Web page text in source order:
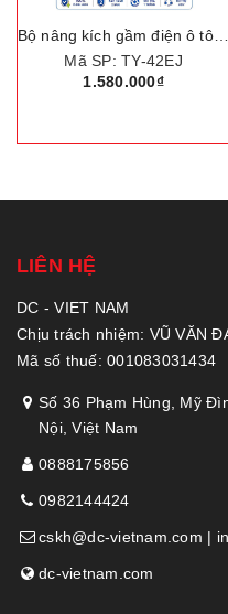
Bộ nâng kích gầm điện ô tô, trọng tải nâng 3 tấn. Thương hiệu Đức cao cấp ROGTZ "TY-42EJ"
Mã SP: TY-42EJ
1.580.000₫
LIÊN HỆ
DC - VIET NAM
Chịu trách nhiệm: VŨ VĂN
Mã số thuế: 001083031434
Số 36 Phạm Hùng, Mỹ
Nội, Việt Nam
0888175856
0982144424
cskh@dc-vietnam.com |
dc-vietnam.com